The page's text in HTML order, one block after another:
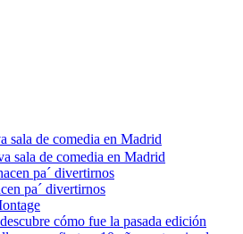
sala de comedia en Madrid
pa´ divertirnos
cómo fue la pasada edición